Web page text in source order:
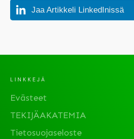
Jaa Artikkeli LinkedInissä
LINKKEJÄ
Evästeet
TEKIJÄAKATEMIA
Tietosuojaseloste